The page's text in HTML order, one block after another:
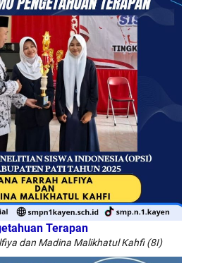
Terapan
dan Madina Malikhatul Kahfi (8I)